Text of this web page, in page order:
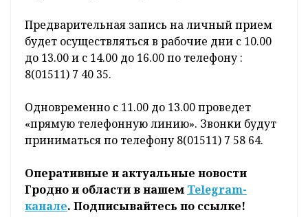
Предварительная запись на личный прием
будет осуществляться в рабочие дни с 10.00
до 13.00 и с 14.00 до 16.00 по телефону :
8(01511) 7 40 35.
Одновременно с 11.00 до 13.00 проведет
«прямую телефонную линию». Звонки будут
приниматься по телефону 8(01511) 7 58 64.
Оперативные и актуальные новости
Гродно и области в нашем Telegram-
канале. Подписывайтесь по ссылке!